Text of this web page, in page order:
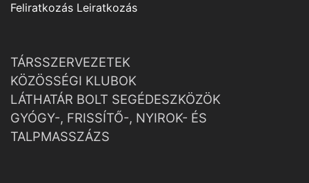
Feliratkozás Leiratkozás
TÁRSSZERVEZETEK
KÖZÖSSÉGI KLUBOK
LÁTHATÁR BOLT SEGÉDESZKÖZÖK
GYÓGY-, FRISSÍTŐ-, NYIROK- ÉS
TALPMASSZÁZS